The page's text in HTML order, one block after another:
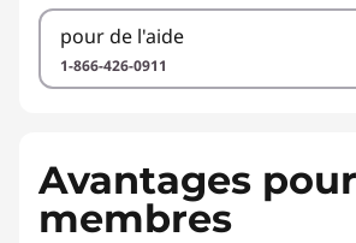
pour de l'aide
1-866-426-0911
Avantages
membres